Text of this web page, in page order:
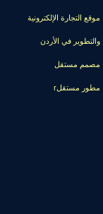
موقع التجارة الإلكترونية
والتطوير في الأردن
مصمم مستقل
مطور مستقلr